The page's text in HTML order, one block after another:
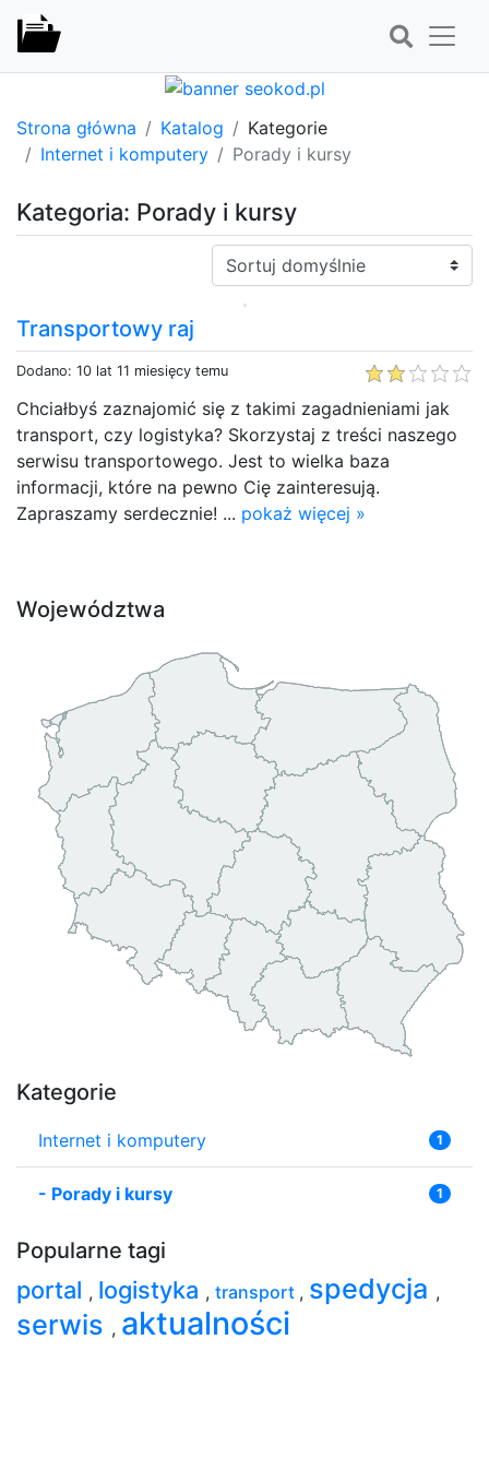
Strona główna Katalog
Kategorie
Internet i komputery
Porady i kursy
Kategoria: Porady i kursy
Sortuj:
Transportowy raj
Dodano: 10 lat 11 miesięcy temu
Chciałbyś zaznajomić się z takimi zagadnieniami jak
transport, czy logistyka? Skorzystaj z treści naszego
serwisu transportowego. Jest to wielka baza
informacji, które na pewno Cię zainteresują.
Zapraszamy serdecznie! ... pokaż więcej »
Województwa
Kategorie
Internet i komputery 1
- Porady i kursy 1
Popularne tagi
portal , logistyka , transport , spedycja ,
serwis , aktualności